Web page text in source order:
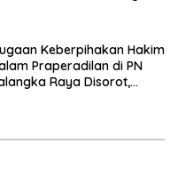
Keberpihakan Hakim
Praperadilan di PN
Raya Disorot,